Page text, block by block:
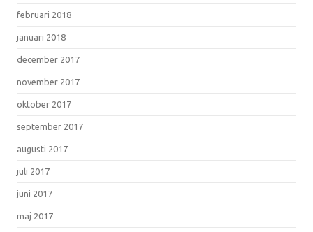
februari 2018
januari 2018
december 2017
november 2017
oktober 2017
september 2017
augusti 2017
juli 2017
juni 2017
maj 2017